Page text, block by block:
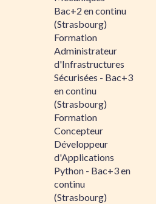
Bac+2 en continu
(Strasbourg)
Formation
Administrateur
d'Infrastructures
Sécurisées - Bac+3
en continu
(Strasbourg)
Formation
Concepteur
Développeur
d'Applications
Python - Bac+3 en
continu
(Strasbourg)